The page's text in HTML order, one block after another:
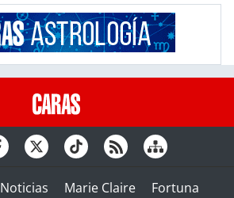
Noticias Marie Claire
Fortuna